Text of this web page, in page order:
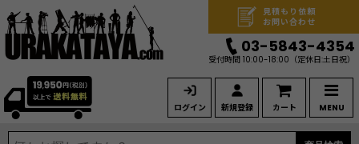
ログイン 新規登録 カート MENU
見積もり依頼
お問い合わせ
03-5843-4354
受付時間 10:00-18:00 （定休日:土日祝）